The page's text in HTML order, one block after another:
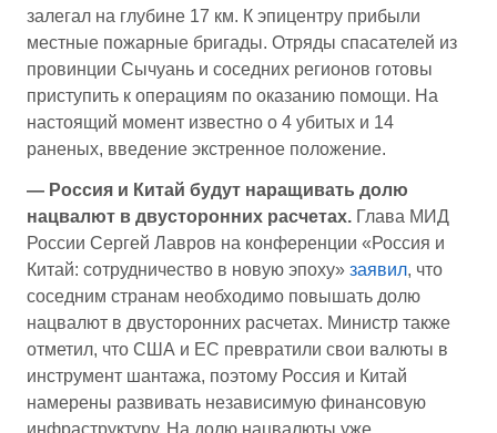
залегал на глубине 17 км. К эпицентру прибыли
местные пожарные бригады. Отряды спасателей из
провинции Сычуань и соседних регионов готовы
приступить к операциям по оказанию помощи. На
настоящий момент известно о 4 убитых и 14
раненых, введение экстренное положение.
— Россия и Китай будут наращивать долю
нацвалют в двусторонних расчетах. Глава МИД
России Сергей Лавров на конференции «Россия и
Китай: сотрудничество в новую эпоху» заявил, что
соседним странам необходимо повышать долю
нацвалют в двусторонних расчетах. Министр также
отметил, что США и ЕС превратили свои валюты в
инструмент шантажа, поэтому Россия и Китай
намерены развивать независимую финансовую
инфраструктуру. На долю нацвалюты уже